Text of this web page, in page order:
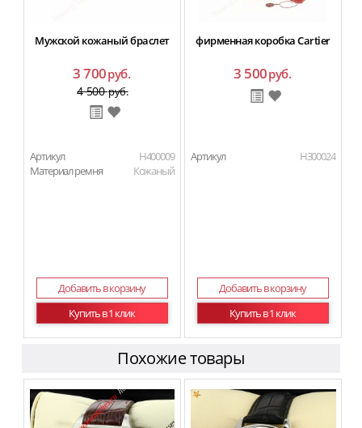
Мужской кожаный браслет
3 700руб.
4 500руб.
Артикул
H400009
Материал ремня
Кожаный
Добавить в корзину
Купить в 1 клик
фирменная коробка Cartier
3 500руб.
Артикул H300024
Добавить в корзину
Купить в 1 клик
Похожие товары